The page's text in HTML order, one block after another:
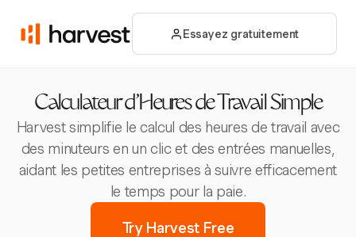
Essayez gratuitement
Calculateur d'Heures de Travail Simple
Harvest simplifie le calcul des heures de travail avec
des minuteurs en un clic et des entrées manuelles,
aidant les petites entreprises à suivre efficacement
le temps pour la paie.
Try Harvest Free